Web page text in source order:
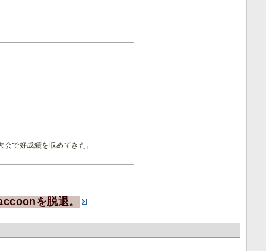
で好成績を収めてきた。
を脱退。